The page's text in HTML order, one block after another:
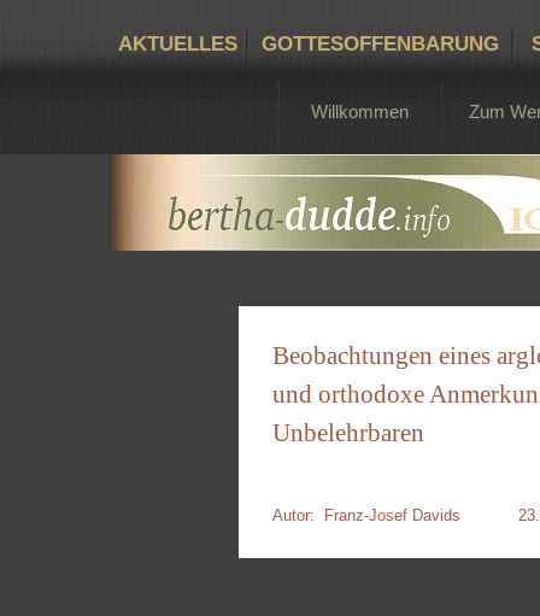
AKTUELLES GOTTESOFFENBARUNG
Willkommen Zum
Beobachtungen eines
und orthodoxe
Unbelehrbaren
Autor: Franz-Josef Davids 23.